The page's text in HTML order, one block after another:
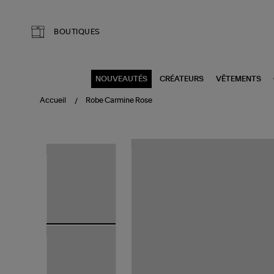
BOUTIQUES
NOUVEAUTÉS CRÉATEURS VÊTEMENTS
Accueil Robe Carmine Rose